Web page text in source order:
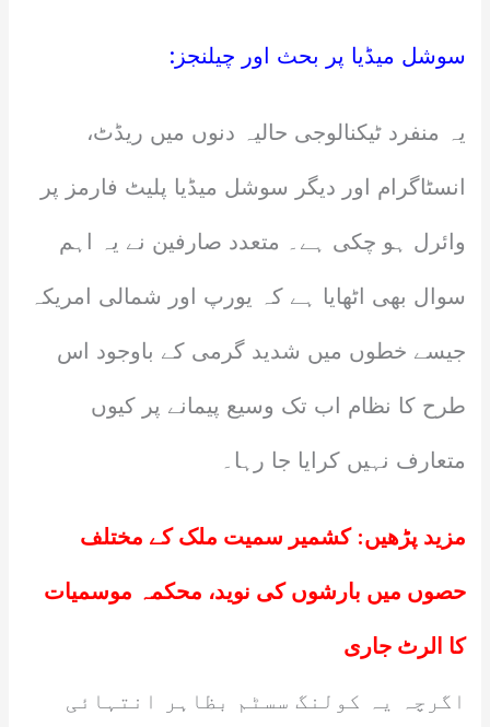
سوشل میڈیا پر بحث اور چیلنجز:
یہ منفرد ٹیکنالوجی حالیہ دنوں میں ریڈٹ،
انسٹاگرام اور دیگر سوشل میڈیا پلیٹ فارمز پر
وائرل ہو چکی ہے۔ متعدد صارفین نے یہ اہم
سوال بھی اٹھایا ہے کہ یورپ اور شمالی امریکہ
جیسے خطوں میں شدید گرمی کے باوجود اس
طرح کا نظام اب تک وسیع پیمانے پر کیوں
متعارف نہیں کرایا جا رہا۔
مزید پڑھیں:کشمیر سمیت ملک کے مختلف
حصوں میں بارشوں کی نوید، محکمہ موسمیات
کا الرٹ جاری
اگرچہ یہ کولنگ سسٹم بظاہر انتہائی